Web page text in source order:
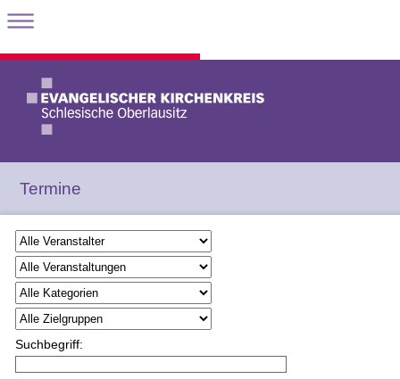
Termine
Suchbegriff: